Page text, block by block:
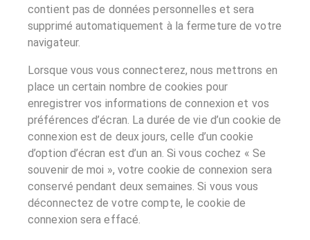
contient pas de données personnelles et sera
supprimé automatiquement à la fermeture de votre
navigateur.
Lorsque vous vous connecterez, nous mettrons en
place un certain nombre de cookies pour
enregistrer vos informations de connexion et vos
préférences d’écran. La durée de vie d’un cookie de
connexion est de deux jours, celle d’un cookie
d’option d’écran est d’un an. Si vous cochez « Se
souvenir de moi », votre cookie de connexion sera
conservé pendant deux semaines. Si vous vous
déconnectez de votre compte, le cookie de
connexion sera effacé.